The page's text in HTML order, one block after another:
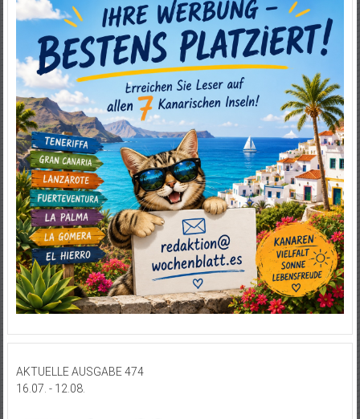
AKTUELLE AUSGABE 474
16.07. - 12.08.